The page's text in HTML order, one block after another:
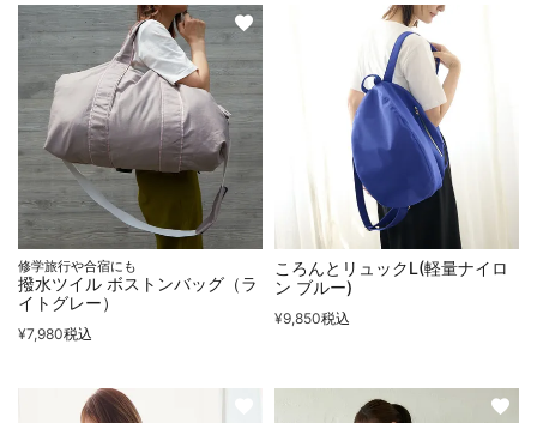
修学旅行や合宿にも
撥水ツイル ボストンバッグ（ラ
イトグレー）
¥7,980税込
ころんとリュックL(軽量ナイロ
ン ブルー)
¥9,850税込